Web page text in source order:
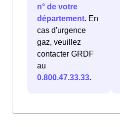
n° de votre
département. En
cas d'urgence
gaz, veuillez
contacter GRDF
au
0.800.47.33.33.